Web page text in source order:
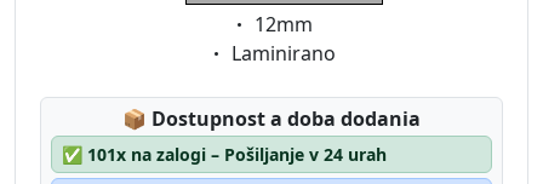
Eigenschaft:
12mm
Eigenschaft:
Laminirano
📦 Lagerstatus:
Dostupnost a doba dodania
✅ 101x na zalogi – Pošiljanje v 24 urah